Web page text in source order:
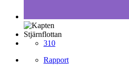
Stjärnflottan
310
Rapport